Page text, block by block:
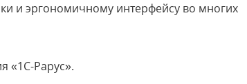
и эргономичному интерфейсу во многих
«1С-Рарус».